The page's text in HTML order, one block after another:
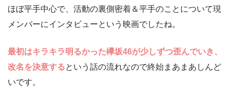
ほぼ平手中心で、活動の裏側密着＆平手のことについて現
メンバーにインタビューという映画でしたね。
最初はキラキラ明るかった欅坂46が少しずつ歪んでいき、
改名を決意するという話の流れなので終始まあまあしんど
いです。